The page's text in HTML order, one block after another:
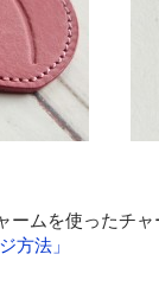
ムを使ったチ
方法」